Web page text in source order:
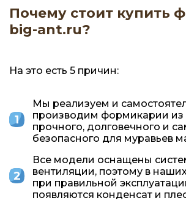
Почему стоит купить
big-ant.ru?
На это есть 5 причин:
Мы реализуем и
производим формикарии из
прочного, долговечного и
безопасного для муравьев
Все модели оснащены
вентиляции, поэтому в
при правильной
появляются конденсат и